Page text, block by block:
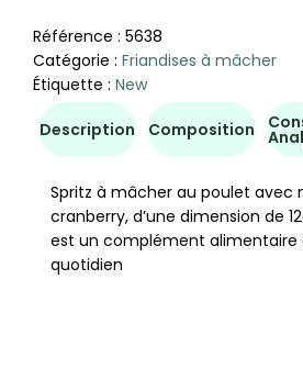
Référence : 5638
Catégorie : Friandises à mâcher
Étiquette : New
Description Composition
Spritz à mâcher au poulet avec
cranberry, d’une dimension de
est un complément alimentaire
quotidien